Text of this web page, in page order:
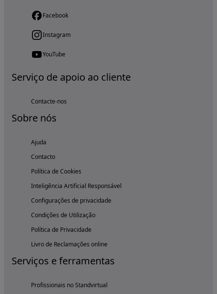
Facebook
Instagram
YouTube
Serviço de apoio ao cliente
Contacte-nos
Sobre nós
Ajuda
Contacto
Política de Cookies
Inteligência Artificial Responsável
Configurações de privacidade
Condições de Utilização
Política de Privacidade
Livro de Reclamações online
Serviços e ferramentas
Profissionais no Standvirtual